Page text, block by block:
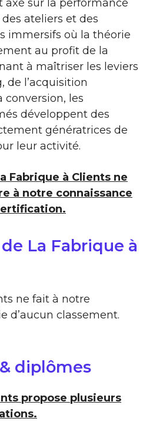
axé sur la performance
ateliers et des
immersifs où la théorie
au profit de la
à maîtriser les leviers
de l’acquisition
les
développent des
génératrices de
leur activité.
Fabrique à Clients ne
à notre connaissance
La Fabrique à
ne fait à notre
d’aucun classement.
diplômes
propose plusieurs